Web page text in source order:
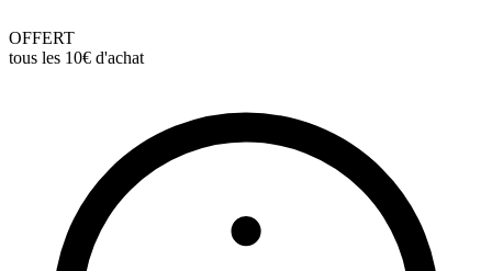
OFFERT
tous les 10€ d'achat